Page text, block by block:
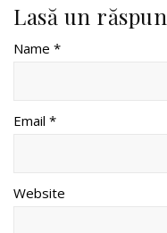
Lasă un
Name *
Email *
Website